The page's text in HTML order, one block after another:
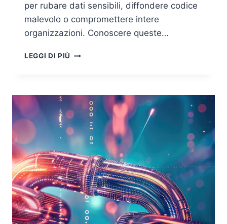
per rubare dati sensibili, diffondere codice
malevolo o compromettere intere
organizzazioni. Conoscere queste…
LEGGI DI PIÙ EMAIL
ATTACCHI
VEICOLATI
TRAMITE
EMAIL
E
PRATICHE
DI
SICUREZZA